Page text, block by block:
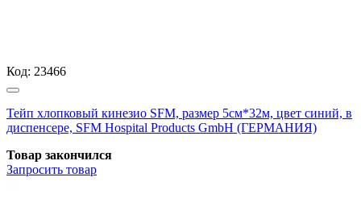
Код: 23466
Тейп хлопковый кинезио SFM, размер 5см*32м, цвет синий, в
диспенсере, SFM Hospital Products GmbH (ГЕРМАНИЯ)
Товар закончился
Запросить товар